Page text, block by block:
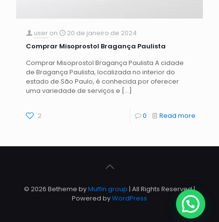
user on
20 de janeiro de 2024
Comprar Misoprostol Bragança Paulista
Comprar Misoprostol Bragança Paulista A cidade
de Bragança Paulista, localizada no interior do
estado de São Paulo, é conhecida por oferecer
uma variedade de serviços e […]
2 0 Read more
© 2026 Betheme byMuffin group | All Rights Reserved |
Powered byWordPress